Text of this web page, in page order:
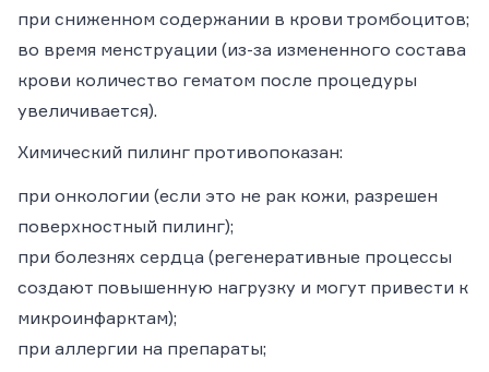
при сниженном содержании в крови тромбоцитов;
во время менструации (из-за измененного состава
крови количество гематом после процедуры
увеличивается).
Химический пилинг противопоказан:
при онкологии (если это не рак кожи, разрешен
поверхностный пилинг);
при болезнях сердца (регенеративные процессы
создают повышенную нагрузку и могут привести к
микроинфарктам);
при аллергии на препараты;